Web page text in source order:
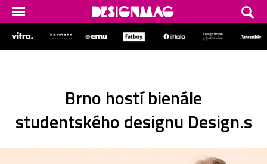
Brno hostí bienále
studentského designu Design.s